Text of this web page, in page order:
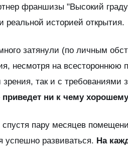
франшизы "Высокий
историей открытия.
затянули (по личным
несмотря на всестороннюю
зрения, так и с требованиями
приведет ни к чему
спустя пару месяцев
успешно развиваться. На